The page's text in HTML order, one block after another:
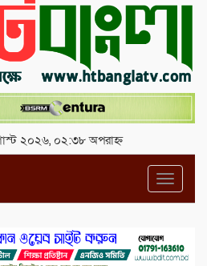
২০২৬, ০২:৩৮ অপরাহ্ন